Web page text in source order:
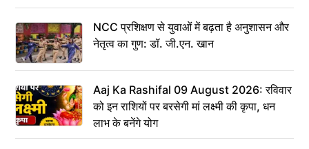
NCC प्रशिक्षण से युवाओं में बढ़ता है अनुशासन और
नेतृत्व का गुण: डॉ. जी.एन. खान
Aaj Ka Rashifal 09 August 2026: रविवार
को इन राशियों पर बरसेगी मां लक्ष्मी की कृपा, धन
लाभ के बनेंगे योग